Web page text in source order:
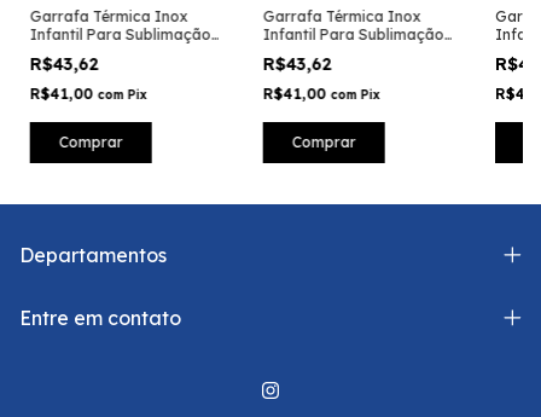
Garrafa Térmica Inox
Infantil Para Sublimação
Tampa Lilás e Rosa -
350ml
R$43,62
R$41,00 com Pix
Garrafa Térmica Inox
Infantil Para Sublimação
Tampa Rosa e Verde -
350ml
R$43,62
R$41,00 com Pix
350ml
Departamentos
Entre em contato